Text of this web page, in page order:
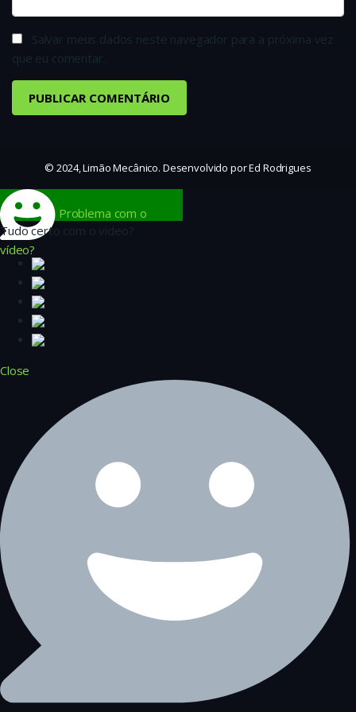
Salvar meus dados neste navegador para a próxima vez
que eu comentar.
© 2024, Limão Mecânico. Desenvolvido por Ed Rodrigues
Problema com o
vídeo?
Tudo certo com o vídeo?
Close